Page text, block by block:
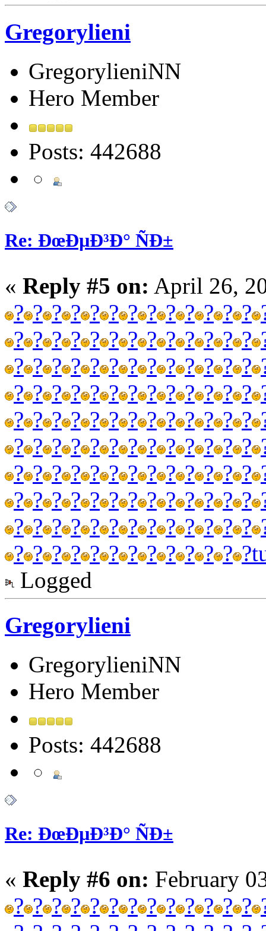
Gregorylieni
GregorylieniNN
Hero Member
Posts: 442688
Re: ÐœÐµÐ³Ð° ÑÐ±
« Reply #5 on: April 26,
? ? ? ? ? ? ? ? ? ? ? ? ?
? ? ? ? ? ? ? ? ? ? ? ? ?
? ? ? ? ? ? ? ? ? ? ? ? ?
? ? ? ? ? ? ? ? ? ? ? ? ?
? ? ? ? ? ? ? ? ? ? ? ? ?
? ? ? ? ? ? ? ? ? ? ? ? ?
? ? ? ? ? ? ? ? ? ? ? ? ?
? ? ? ? ? ? ? ? ? ? ? ? ?
? ? ? ? ? ? ? ? ? ? ? ? ?
? ? ? ? ? ? ? ? ? ? ? ? ?
Logged
Gregorylieni
GregorylieniNN
Hero Member
Posts: 442688
Re: ÐœÐµÐ³Ð° ÑÐ±
« Reply #6 on: February
? ? ? ? ? ? ? ? ? ? ? ? ?